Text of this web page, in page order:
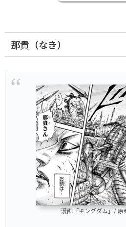
那貴（なき）
漫画「キングダム」/ 原